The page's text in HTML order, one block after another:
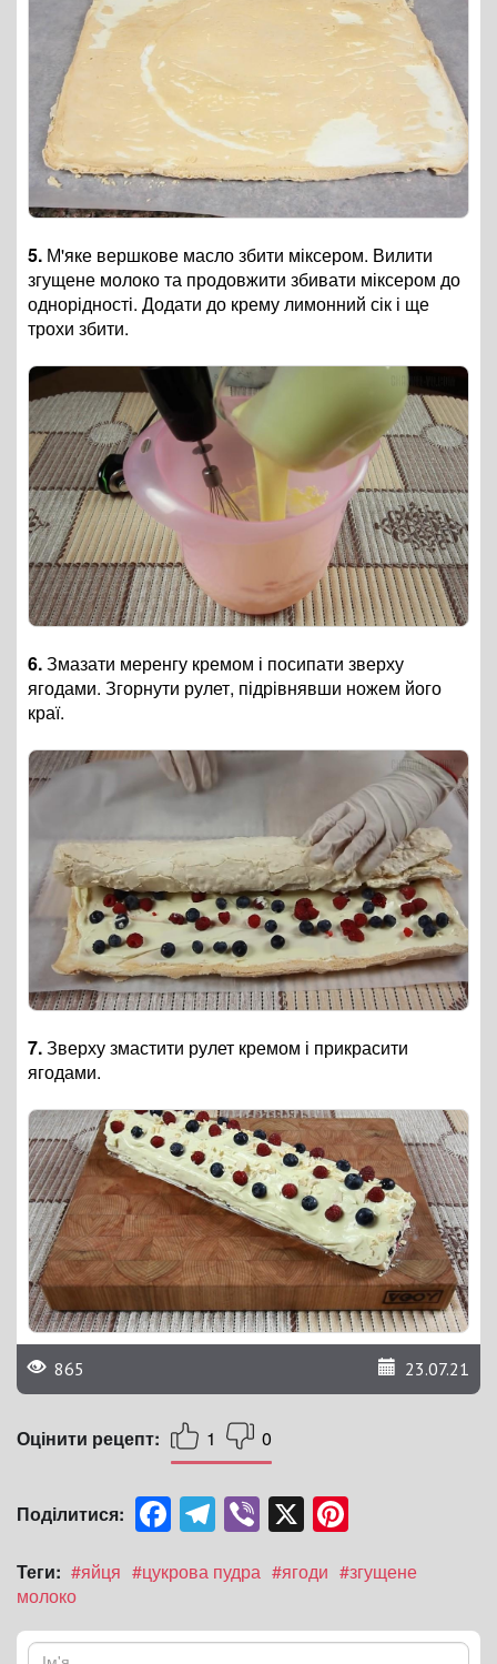
5. М'яке вершкове масло збити міксером. Вилити
згущене молоко та продовжити збивати міксером до
однорідності. Додати до крему лимонний сік і ще
трохи збити.
6.Змазати меренгу кремом і посипати зверху
ягодами. Згорнути рулет, підрівнявши ножем його
краї.
7.Зверху змастити рулет кремом і прикрасити
ягодами.
865 23.07.21
Оцінити рецепт: 1 0
Поділитися: FacebookTelegramViber X
Теги: #яйця #цукрова пудра #ягоди #згущене
молоко